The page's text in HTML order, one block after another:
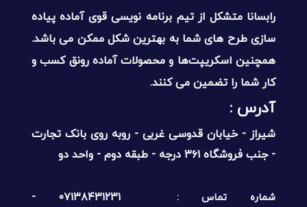
رابسانا متشکل از تیم برنامه نویسی قوی آماده پیاده
سازی طرح های شما به بهترین شکل ممکن می باشد.
همچنین اسکریپت‌ها و محصولات آماده رونق کسب و
کار شما را تضمین می کنند.
آدرس :‌
شیراز - خیابان قدوسی غربی - روبه روی بانک تجارت
- جنب فروشگاه ۳۶۱ درجه - طبقه دوم - واحد دو
شماره تماس :
۰۷۱۳۸۴۳۱۲۳۱ -